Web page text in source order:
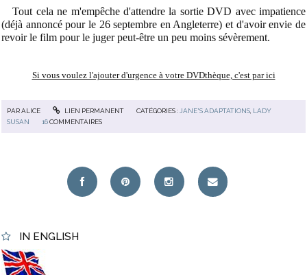
Tout cela ne m'empêche d'attendre la sortie DVD avec impatience
(déjà annoncé pour le 26 septembre en Angleterre) et d'avoir envie de
revoir le film pour le juger peut-être un peu moins sévèrement.
Si vous voulez l'ajouter d'urgence à votre DVDthèque, c'est par ici
PARALICE LIEN PERMANENT CATÉGORIES : JANE'S ADAPTATIONS LADY
SUSAN
16 COMMENTAIRES
IN ENGLISH